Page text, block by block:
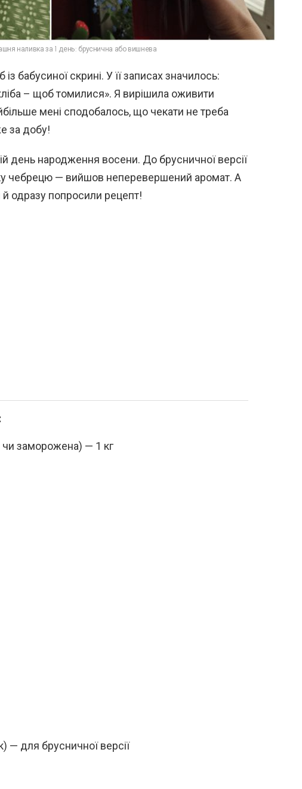
наливка за 1 день: бруснична або вишнева
бабусиної скрині. У її записах значилось:
– щоб томилися». Я вирішила оживити
мені сподобалось, що чекати не треба
за добу!
день народження восени. До брусничної версії
чебрецю — вийшов неперевершений аромат. А
й одразу попросили рецепт!
заморожена) — 1 кг
— для брусничної версії